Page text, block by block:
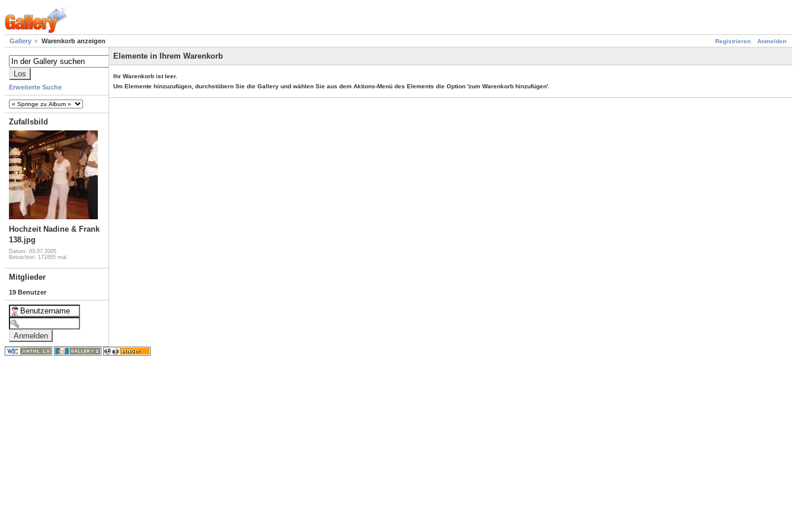
Registrieren Anmelden
Gallery Warenkorb anzeigen
Erweiterte Suche
Zufallsbild
Hochzeit Nadine & Frank
138.jpg
Datum: 03.07.2005
Betrachtet: 171855 mal
Mitglieder
19 Benutzer
Elemente in Ihrem Warenkorb
Ihr Warenkorb ist leer.
Um Elemente hinzuzufügen, durchstöbern Sie die Gallery und wählen Sie aus dem Aktions-Menü des Elements die Option 'zum Warenkorb hinzufügen'.